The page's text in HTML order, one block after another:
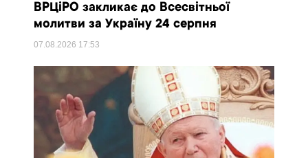
ВРЦіРО закликає до Всесвітньої
молитви за Україну 24 серпня
07.08.2026 17:53